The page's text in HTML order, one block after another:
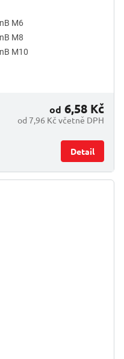
M6
M8
M10
od 7,96 Kč včetně DPH
od 6,58 Kč
Detail